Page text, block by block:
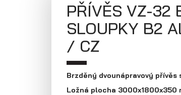
PŘÍVĚS VZ-32
SLOUPKY B2
/ CZ
Brzděný dvounápravový
Ložná plocha 3000x1800x350